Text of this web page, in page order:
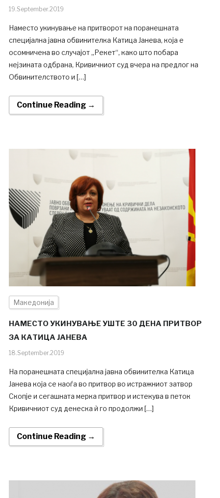
19.September.2019
Наместо укинување на притворот на поранешната
специјална јавна обвинителка Катица Јанева, која е
осомничена во случајот „Рекет“, како што побара
нејзината одбрана, Кривичниот суд вчера на предлог на
Обвинителството и […]
Continue Reading →
Македонија
НАМЕСТО УКИНУВАЊЕ УШТЕ 30 ДЕНА ПРИТВОР
ЗА КАТИЦА ЈАНЕВА
18.September.2019
На поранешната специјална јавна обвинителка Катица
Јанева која се наоѓа во притвор во истражниот затвор
Скопје и сегашната мерка притвор и истекува в петок
Кривичниот суд денеска ѝ го продолжи […]
Continue Reading →